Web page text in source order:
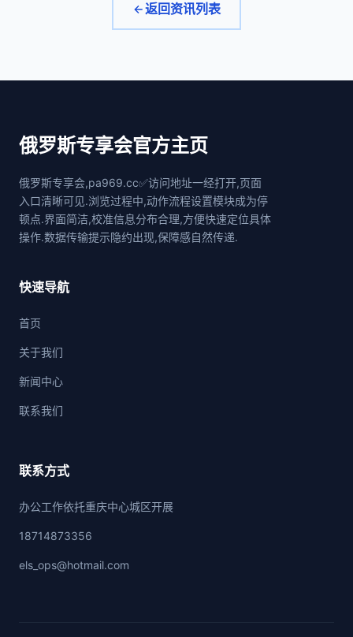
返回资讯列表
俄罗斯专享会官方主页
俄罗斯专享会,pa969.cc✅访问地址一经打开,页面
入口清晰可见.浏览过程中,动作流程设置模块成为停
顿点.界面简洁,校准信息分布合理,方便快速定位具体
操作.数据传输提示隐约出现,保障感自然传递.
快速导航
首页
关于我们
新闻中心
联系我们
联系方式
办公工作依托重庆中心城区开展
18714873356
els_ops@hotmail.com